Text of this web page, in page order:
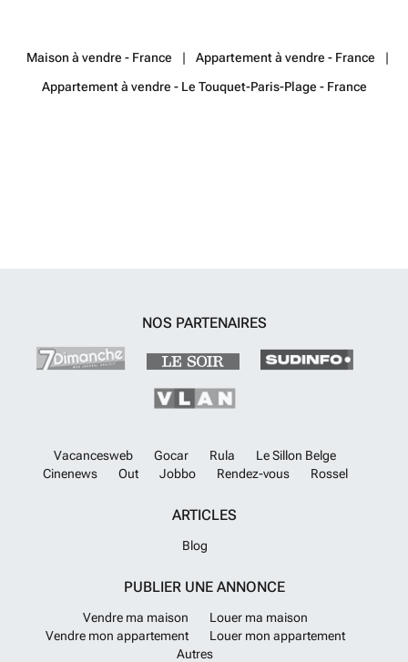
Maison à vendre - France
Appartement à vendre - France
Appartement à vendre - Le Touquet-Paris-Plage - France
NOS PARTENAIRES
Vacancesweb Gocar Rula
Le Sillon Belge
Cinenews
Out Jobbo Rendez-vous Rossel
ARTICLES
Blog
PUBLIER UNE ANNONCE
Vendre ma maison
Louer ma maison
Vendre mon appartement
Louer mon appartement
Autres